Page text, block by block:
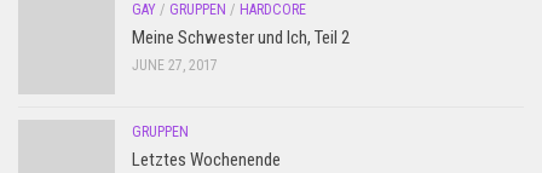
GAY / GRUPPEN / HARDCORE
Meine Schwester und Ich, Teil 2
JUNE 27, 2017
GRUPPEN
Letztes Wochenende